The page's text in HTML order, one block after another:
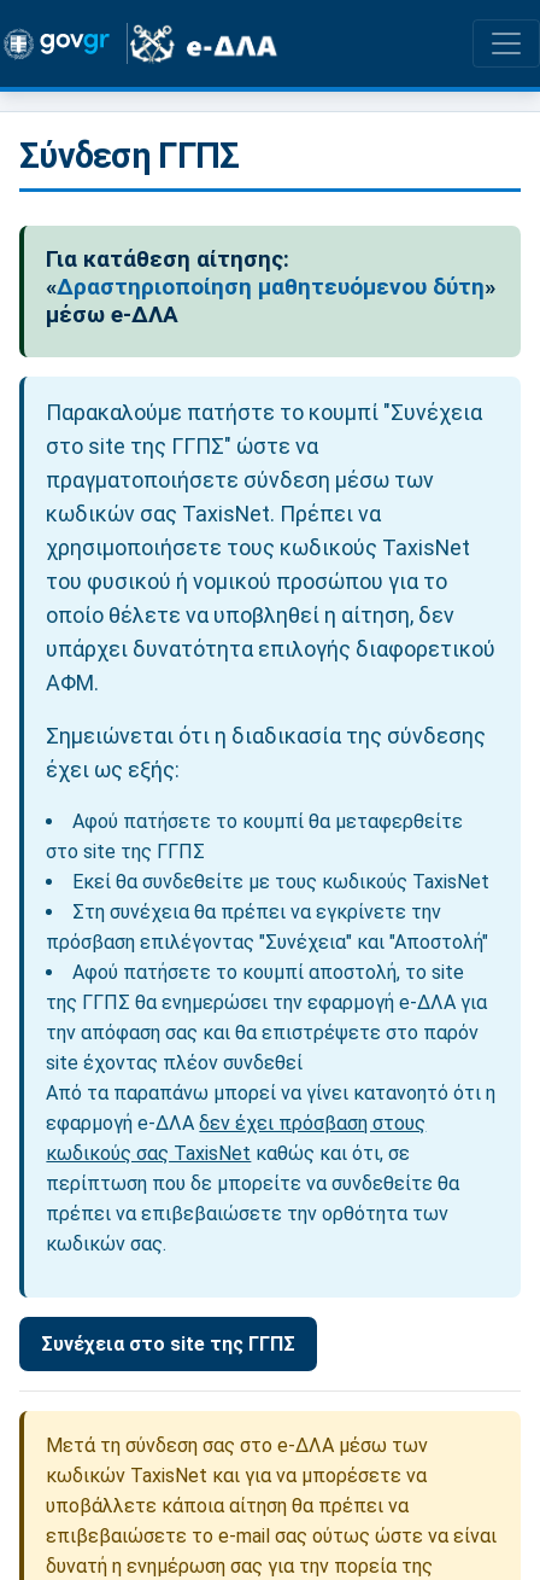
Σύνδεση ΓΓΠΣ
Για κατάθεση αίτησης:
«Δραστηριοποίηση μαθητευόμενου δύτη»
μέσω e-ΔΛΑ
Παρακαλούμε πατήστε το κουμπί "Συνέχεια
στο site της ΓΓΠΣ" ώστε να
πραγματοποιήσετε σύνδεση μέσω των
κωδικών σας TaxisNet. Πρέπει να
χρησιμοποιήσετε τους κωδικούς TaxisNet
του φυσικού ή νομικού προσώπου για το
οποίο θέλετε να υποβληθεί η αίτηση, δεν
υπάρχει δυνατότητα επιλογής διαφορετικού
ΑΦΜ.
Σημειώνεται ότι η διαδικασία της σύνδεσης
έχει ως εξής:
Αφού πατήσετε το κουμπί θα μεταφερθείτε
στο site της ΓΓΠΣ
Εκεί θα συνδεθείτε με τους κωδικούς TaxisNet
Στη συνέχεια θα πρέπει να εγκρίνετε την
πρόσβαση επιλέγοντας "Συνέχεια" και "Αποστολή"
Αφού πατήσετε το κουμπί αποστολή, το site
της ΓΓΠΣ θα ενημερώσει την εφαρμογή e-ΔΛΑ για
την απόφαση σας και θα επιστρέψετε στο παρόν
site έχοντας πλέον συνδεθεί
Από τα παραπάνω μπορεί να γίνει κατανοητό ότι η
εφαρμογή e-ΔΛΑδεν έχει πρόσβαση στους
κωδικούς σας TaxisNet καθώς και ότι, σε
περίπτωση που δε μπορείτε να συνδεθείτε θα
πρέπει να επιβεβαιώσετε την ορθότητα των
κωδικών σας.
Μετά τη σύνδεση σας στο e-ΔΛΑ μέσω των
κωδικών TaxisNet και για να μπορέσετε να
υποβάλλετε κάποια αίτηση θα πρέπει να
επιβεβαιώσετε το e-mail σας ούτως ώστε να είναι
δυνατή η ενημέρωση σας για την πορεία της